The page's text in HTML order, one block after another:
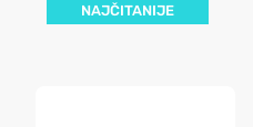
NAJČITANIJE